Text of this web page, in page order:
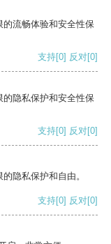
流畅体验和安全性保
支持[0] 反对[0]
隐私保护和安全性保
支持[0] 反对[0]
隐私保护和自由。
支持[0] 反对[0]